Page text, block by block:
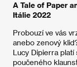
A Tale of Paper
Itálie 2022
Probouzí ve vás
anebo zenový
Lucy Dipierra
poučeného